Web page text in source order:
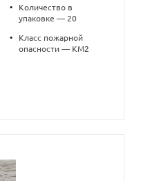
•
Количество в
упаковке — 20
•
Класс пожарной
опасности — КМ2